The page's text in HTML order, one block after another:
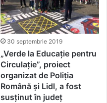
30 septembrie 2019
„Verde la Educație pentru
Circulație”, proiect
organizat de Poliția
Română și Lidl, a fost
susținut în județ